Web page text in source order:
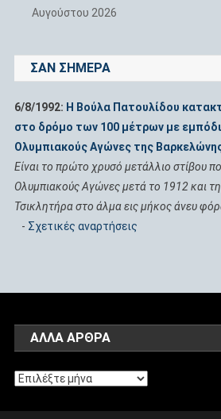
Αυγούστου 2026
ΣΑΝ ΣΉΜΕΡΑ
6/8/1992: Η Βούλα Πατουλίδου
στο δρόμο των 100 μέτρων με
Ολυμπιακούς Αγώνες της
Είναι το πρώτο χρυσό μετάλλιο στίβου
Ολυμπιακούς Αγώνες μετά το 1912 και
Τσικλητήρα στο άλμα εις μήκος άνευ
- Σχετικές αναρτήσεις
ΆΛΛΑ ΑΡΘΡΑ
Άλλα